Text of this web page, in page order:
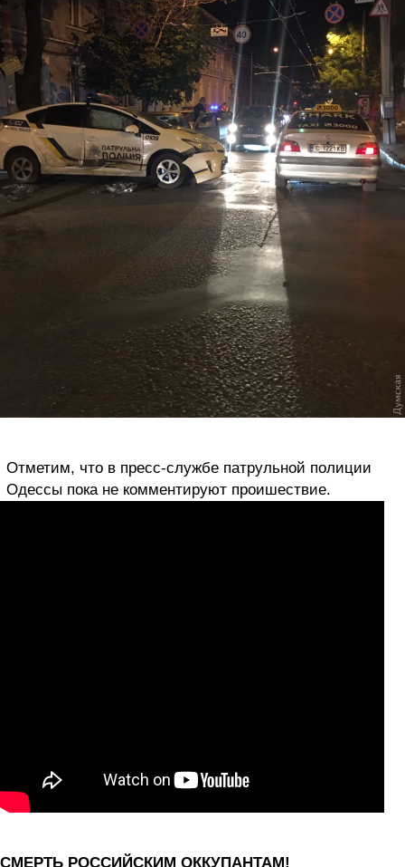
Отметим, что в пресс-службе патрульной полиции
Одессы пока не комментируют проишествие.
СМЕРТЬ РОССИЙСКИМ ОККУПАНТАМ!